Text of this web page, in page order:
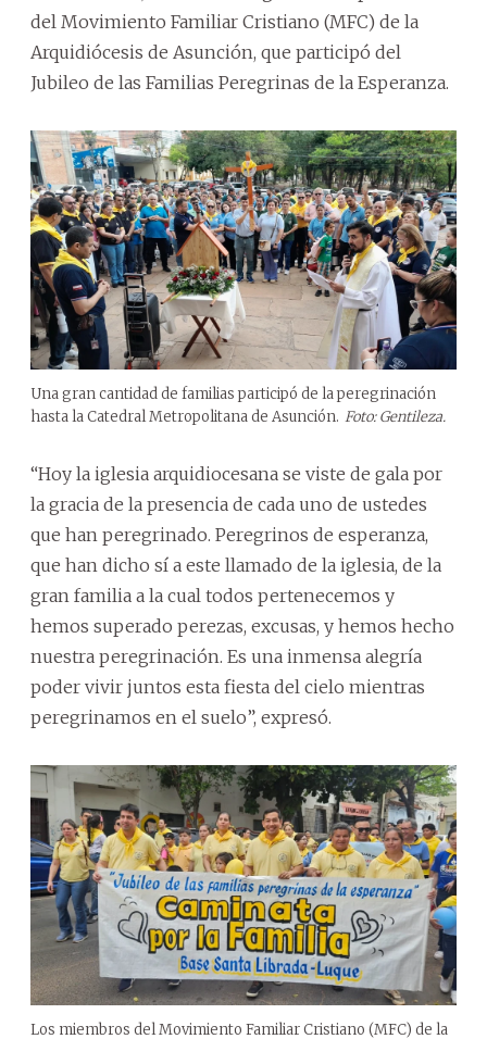
del Movimiento Familiar Cristiano (MFC) de la
Arquidiócesis de Asunción, que participó del
Jubileo de las Familias Peregrinas de la Esperanza.
Una gran cantidad de familias participó de la peregrinación
hasta la Catedral Metropolitana de Asunción. Foto: Gentileza.
“Hoy la iglesia arquidiocesana se viste de gala por
la gracia de la presencia de cada uno de ustedes
que han peregrinado. Peregrinos de esperanza,
que han dicho sí a este llamado de la iglesia, de la
gran familia a la cual todos pertenecemos y
hemos superado perezas, excusas, y hemos hecho
nuestra peregrinación. Es una inmensa alegría
poder vivir juntos esta fiesta del cielo mientras
peregrinamos en el suelo”, expresó.
Los miembros del Movimiento Familiar Cristiano (MFC) de la